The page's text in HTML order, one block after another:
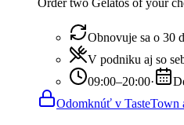
Order two Gelatos of your
Obnovuje sa o 30
V podniku aj so
09:00–20:00·
Odomknúť v TasteTown